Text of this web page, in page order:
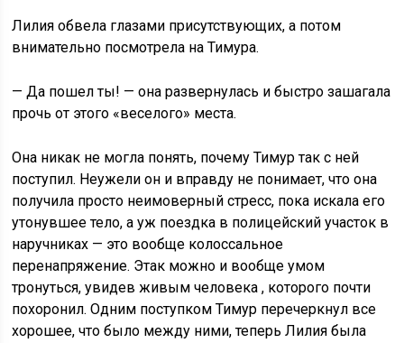
Лилия обвела глазами присутствующих, а потом
внимательно посмотрела на Тимура.
— Да пошел ты! — она развернулась и быстро зашагала
прочь от этого «веселого» места.
Она никак не могла понять, почему Тимур так с ней
поступил. Неужели он и вправду не понимает, что она
получила просто неимоверный стресс, пока искала его
утонувшее тело, а уж поездка в полицейский участок в
наручниках — это вообще колоссальное
перенапряжение. Этак можно и вообще умом
тронуться, увидев живым человека , которого почти
похоронил. Одним поступком Тимур перечеркнул все
хорошее, что было между ними, теперь Лилия была